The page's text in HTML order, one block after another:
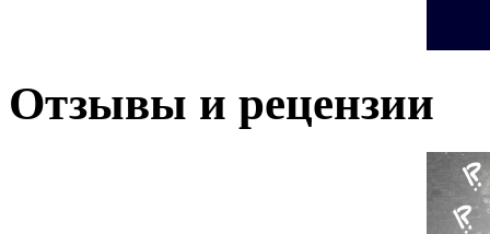
Отзывы и рецензии